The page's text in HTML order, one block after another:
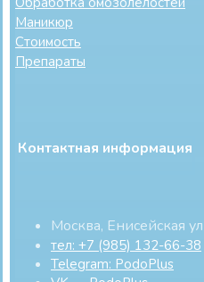
Маникюр
Стоимость
Препараты
Контактная информация
Москва, Енисейская
тел: +7 (985) 132-66-38
Telegram: PodoPlus